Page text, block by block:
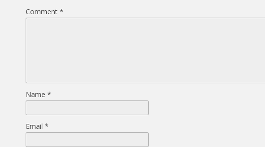
Comment *
Name *
Email *